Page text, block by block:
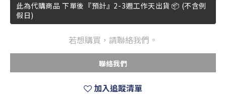
此為代購商品 下單後『預計』2-3週工作天出貨 📦 (不含例
假日)
若想購買，請聯絡我們。
聯絡我們
加入追蹤清單